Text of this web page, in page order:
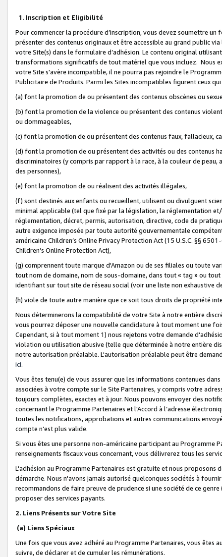
1. Inscription et Eligibilité
Pour commencer la procédure d’inscription, vous devez soumettre
présenter des contenus originaux et être accessible au grand public
votre Site(s) dans le formulaire d’adhésion. Le contenu original
transformations significatifs de tout matériel que vous incluez. Nous
votre Site s'avère incompatible, il ne pourra pas rejoindre le
Publicitaire de Produits. Parmi les Sites incompatibles figurent ceux
(a) font la promotion de ou présentent des contenus obscènes ou
(b) font la promotion de la violence ou présentent des contenus
ou dommageables,
(c) font la promotion de ou présentent des contenus faux, fallacieux,
(d) font la promotion de ou présentent des activités ou des contenus
discriminatoires (y compris par rapport à la race, à la couleur de
des personnes),
(e) font la promotion de ou réalisent des activités illégales,
(f) sont destinés aux enfants ou recueillent, utilisent ou divulguent
minimal applicable (tel que fixé par la législation, la réglementation
réglementation, décret, permis, autorisation, directive, code de
autre exigence imposée par toute autorité gouvernementale
américaine Children’s Online Privacy Protection Act (15 U.S.C. §§
Children’s Online Protection Act),
(g) comprennent toute marque d'Amazon ou de ses filiales ou toute
tout nom de domaine, nom de sous-domaine, dans tout « tag » ou
identifiant sur tout site de réseau social (voir une liste non exhaustive
(h) viole de toute autre manière que ce soit tous droits de propriété
Nous déterminerons la compatibilité de votre Site à notre entière
vous pourrez déposer une nouvelle candidature à tout moment une
Cependant, si à tout moment 1) nous rejetons votre demande
violation ou utilisation abusive (telle que déterminée à notre entière
notre autorisation préalable. L'autorisation préalable peut être
ici.
Vous êtes tenu(e) de vous assurer que les informations contenues
associées à votre compte sur le Site Partenaires, y compris votre
toujours complètes, exactes et à jour. Nous pouvons envoyer des
concernant le Programme Partenaires et l'Accord à l’adresse
toutes les notifications, approbations et autres communications
compte n’est plus valide.
Si vous êtes une personne non-américaine participant au
renseignements fiscaux vous concernant, vous délivrerez tous les
L'adhésion au Programme Partenaires est gratuite et nous proposons
démarche. Nous n'avons jamais autorisé quelconques sociétés à
recommandons de faire preuve de prudence si une société de ce
proposer des services payants.
2. Liens Présents sur Votre Site
(a) Liens Spéciaux
Une fois que vous avez adhéré au Programme Partenaires, vous êtes
suivre, de déclarer et de cumuler les rémunérations.